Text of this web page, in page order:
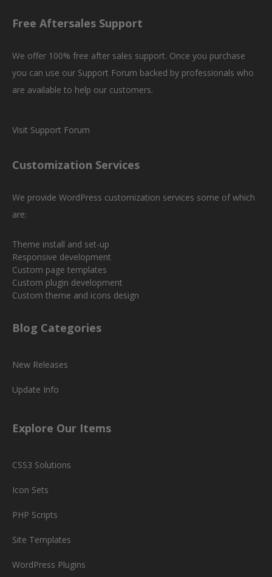
Free Aftersales Support
We offer 100% free after sales support. Once you purchase
you can use our Support Forum backed by professionals who
are available to help our customers.
Visit Support Forum
Customization Services
We provide WordPress customization services some of which
are:
Theme install and set-up
Responsive development
Custom page templates
Custom plugin development
Custom theme and icons design
Blog Categories
New Releases
Update Info
Explore Our Items
CSS3 Solutions
Icon Sets
PHP Scripts
Site Templates
WordPress Plugins